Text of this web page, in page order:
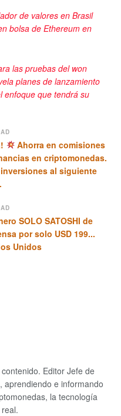
de valores en Brasil
bolsa de Ethereum en
las pruebas del won
planes de lanzamiento
enfoque que tendrá su
Ahorra en comisiones
en criptomonedas.
al siguiente
SOLO SATOSHI de
por solo USD 199...
Unidos
Editor Jefe de
aprendiendo e informando
la tecnología